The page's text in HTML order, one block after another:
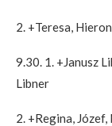
2. +Teresa,
9.30. 1. +Janusz
Libner
2. +Regina,